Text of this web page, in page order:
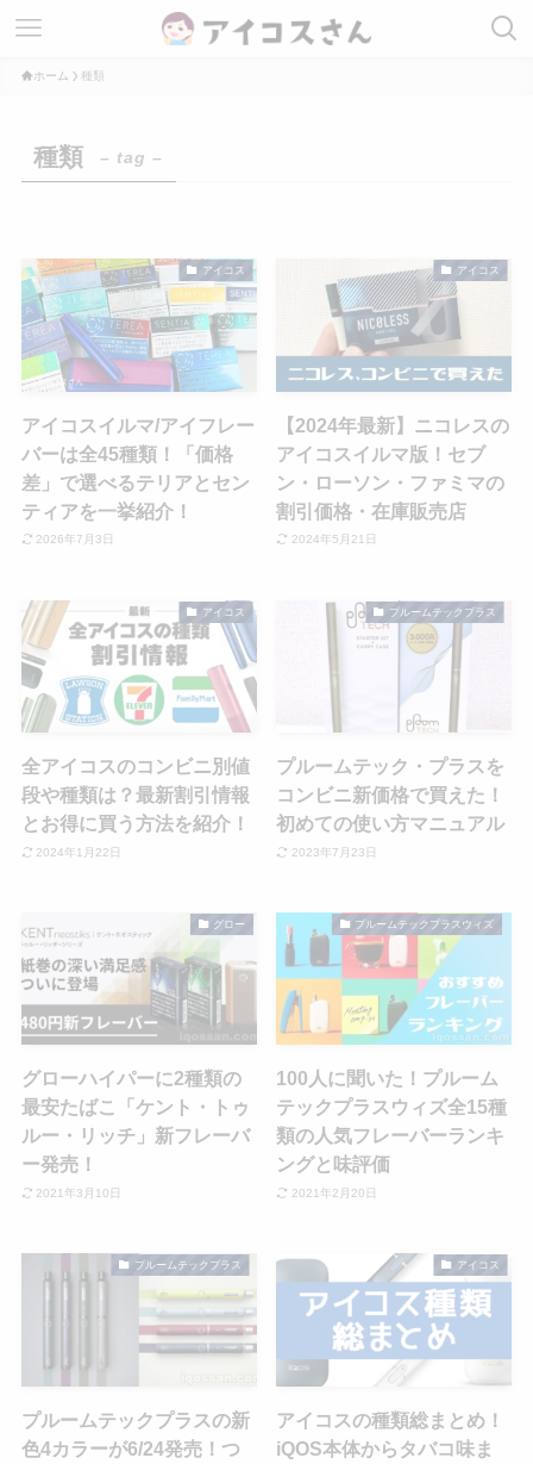
ホーム 種類
種類 – tag –
アイコス
アイコスイルマ/アイフレー
バーは全45種類！「価格
差」で選べるテリアとセン
ティアを一挙紹介！
2026年7月3日
アイコス
【2024年最新】ニコレスの
アイコスイルマ版！セブ
ン・ローソン・ファミマの
割引価格・在庫販売店
2024年5月21日
アイコス
全アイコスのコンビニ別値
段や種類は？最新割引情報
とお得に買う方法を紹介！
2024年1月22日
プルームテックプラス
プルームテック・プラスを
コンビニ新価格で買えた！
初めての使い方マニュアル
2023年7月23日
グロー
グローハイパーに2種類の
最安たばこ「ケント・トゥ
ルー・リッチ」新フレーバ
ー発売！
2021年3月10日
プルームテックプラスウィズ
100人に聞いた！プルーム
テックプラスウィズ全15種
類の人気フレーバーランキ
ングと味評価
2021年2月20日
プルームテックプラス
プルームテックプラスの新
色4カラーが6/24発売！つ
アイコス
アイコスの種類総まとめ！
iQOS本体からタバコ味ま